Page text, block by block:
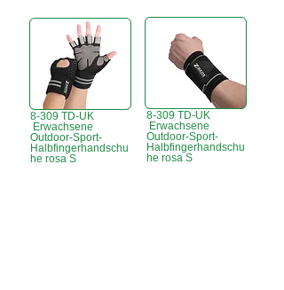
8-309 TD-UK
Erwachsene
Outdoor-Sport-
Halbfingerhandschu
he rosa S
8-309 TD-UK
Erwachsene
Outdoor-Sport-
Halbfingerhandschu
he rosa S